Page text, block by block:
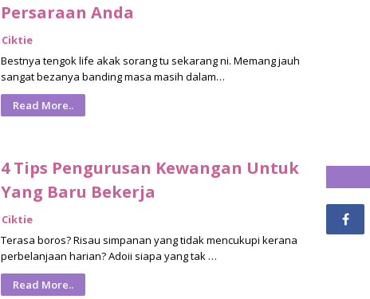
Persaraan Anda
Ciktie
Bestnya tengok life akak sorang tu sekarang ni. Memang jauh
sangat bezanya banding masa masih dalam…
Read More..
4 Tips Pengurusan Kewangan Untuk
Yang Baru Bekerja
Ciktie
Terasa boros? Risau simpanan yang tidak mencukupi kerana
perbelanjaan harian? Adoii siapa yang tak …
Read More..